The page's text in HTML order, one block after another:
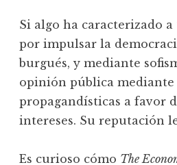
Si algo ha caracterizado a
por impulsar la
burgués, y mediante
opinión pública mediante
propagandísticas a favor
intereses. Su reputación
Es curioso cómo The